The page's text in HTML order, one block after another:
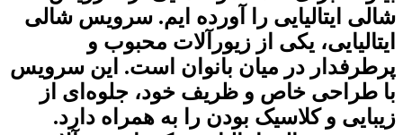
ایتالیایی را آورده ایم. سرویس شالی
یکی از زیورآلات محبوب و
در میان بانوان است. این سرویس
طراحی خاص و ظریف خود، جلوه‌ای از
و کلاسیک بودن را به همراه دارد.